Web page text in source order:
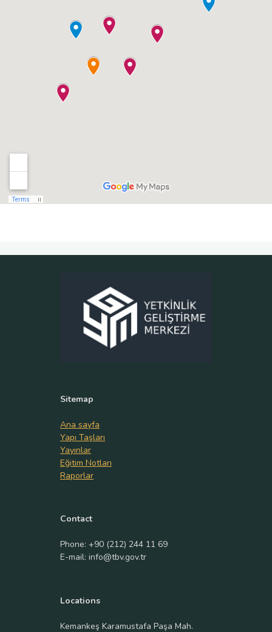
Sitemap
Ana sayfa
Yapı Taşları
Yayınlar
Eğitim Notları
Raporlar
Contact
Phone: +90 (212) 244 11 69
E-mail: info@tbv.gov.tr
Locations
Kemankeş Karamustafa Paşa Mah.